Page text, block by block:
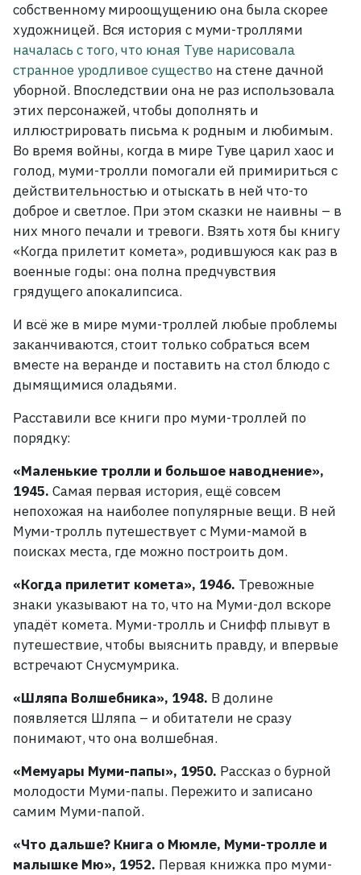
собственному мироощущению она была скорее
художницей. Вся история с муми-троллями
началась с того, что юная Туве нарисовала
странное уродливое существо на стене дачной
уборной. Впоследствии она не раз использовала
этих персонажей, чтобы дополнять и
иллюстрировать письма к родным и любимым.
Во время войны, когда в мире Туве царил хаос и
голод, муми-тролли помогали ей примириться с
действительностью и отыскать в ней что-то
доброе и светлое. При этом сказки не наивны – в
них много печали и тревоги. Взять хотя бы книгу
«Когда прилетит комета», родившуюся как раз в
военные годы: она полна предчувствия
грядущего апокалипсиса.
И всё же в мире муми-троллей любые проблемы
заканчиваются, стоит только собраться всем
вместе на веранде и поставить на стол блюдо с
дымящимися оладьями.
Расставили все книги про муми-троллей по
порядку:
«Маленькие тролли и большое наводнение»,
1945. Самая первая история, ещё совсем
непохожая на наиболее популярные вещи. В ней
Муми-тролль путешествует с Муми-мамой в
поисках места, где можно построить дом.
«Когда прилетит комета», 1946. Тревожные
знаки указывают на то, что на Муми-дол вскоре
упадёт комета. Муми-тролль и Снифф плывут в
путешествие, чтобы выяснить правду, и впервые
встречают Снусмумрика.
«Шляпа Волшебника», 1948. В долине
появляется Шляпа – и обитатели не сразу
понимают, что она волшебная.
«Мемуары Муми-папы», 1950. Рассказ о бурной
молодости Муми-папы. Пережито и записано
самим Муми-папой.
«Что дальше? Книга о Мюмле, Муми-тролле и
малышке Мю», 1952. Первая книжка про муми-